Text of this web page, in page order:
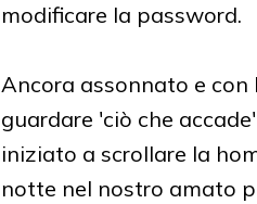
modificare la password.
Ancora assonnato e
guardare 'ciò che
iniziato a scrollare la
notte nel nostro amato